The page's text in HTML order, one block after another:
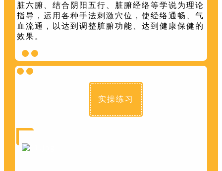
脏六腑、结合阴阳五行、脏腑经络等学说为理论
指导，运用各种手法刺激穴位，使经络通畅、气
血流通，以达到调整脏腑功能、达到健康保健的
效果。
实操练习